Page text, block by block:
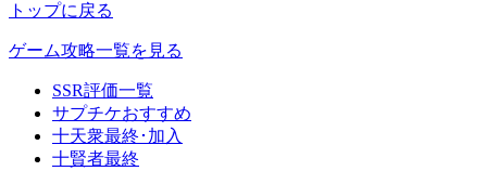
トップに戻る
ゲーム攻略一覧を見る
SSR評価一覧
サプチケおすすめ
十天衆最終･加入
十賢者最終